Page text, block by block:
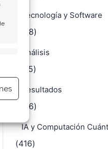
Tecnología y Software
(688)
Análisis
(675)
Resultados
(436)
IA y Computación
(416)